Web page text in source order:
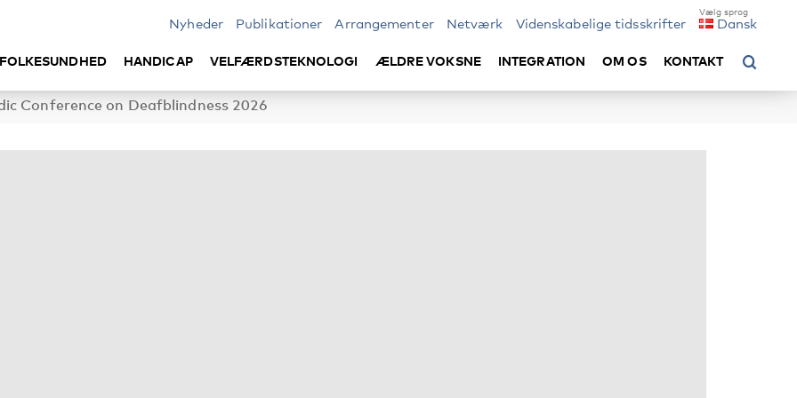
Nyheder Publikationer Arrangementer Netværk Videnskabelige tidsskrifter Dansk
FOLKESUNDHED HANDICAP VELFÆRDSTEKNOLOGI ÆLDRE VOKSNE INTEGRATION OM OS KONTAKT
Conference on Deafblindness 2026